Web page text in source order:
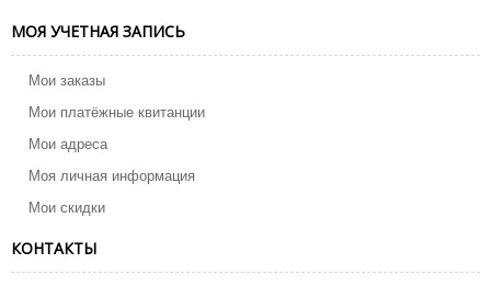
МОЯ УЧЕТНАЯ ЗАПИСЬ
Мои заказы
Мои платёжные квитанции
Мои адреса
Моя личная информация
Мои скидки
КОНТАКТЫ